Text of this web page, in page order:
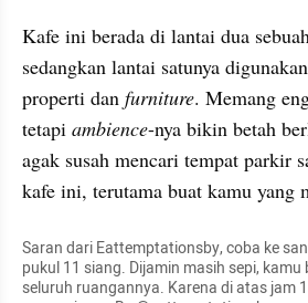
Kafe ini berada di lantai dua
sedangkan lantai satunya
properti dan furniture. Memang
tetapi ambience-nya bikin betah
agak susah mencari tempat parkir
kafe ini, terutama buat kamu yang
Saran dari Eattemptationsby, coba ke
pukul 11 siang. Dijamin masih sepi,
seluruh ruangannya. Karena di atas jam